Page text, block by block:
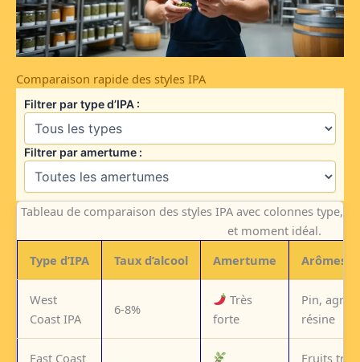
Comparaison rapide des styles IPA
Filtrer par type d’IPA :
Filtrer par amertume :
Tableau de comparaison des styles IPA avec colonnes type,
et moment idéal.
Type d’IPA
Taux d’alcool Amertume Arômes
West
Coast IPA
6-8%
Très
forte
Pin,
résine
East Coast
Fruits